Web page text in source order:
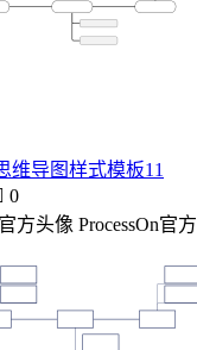
维导图样式模板11
0
ProcessOn官方